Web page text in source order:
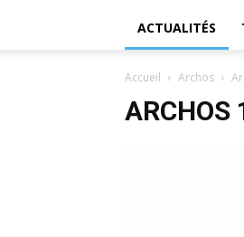
ACTUALITÉS
Accueil Archos
ARCHOS